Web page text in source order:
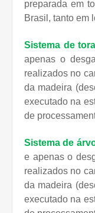
preparada em
Brasil, tanto em
Sistema de
apenas o
realizados no
da madeira
executado na
de
Sistema de
e apenas o
realizados no
da madeira
executado na